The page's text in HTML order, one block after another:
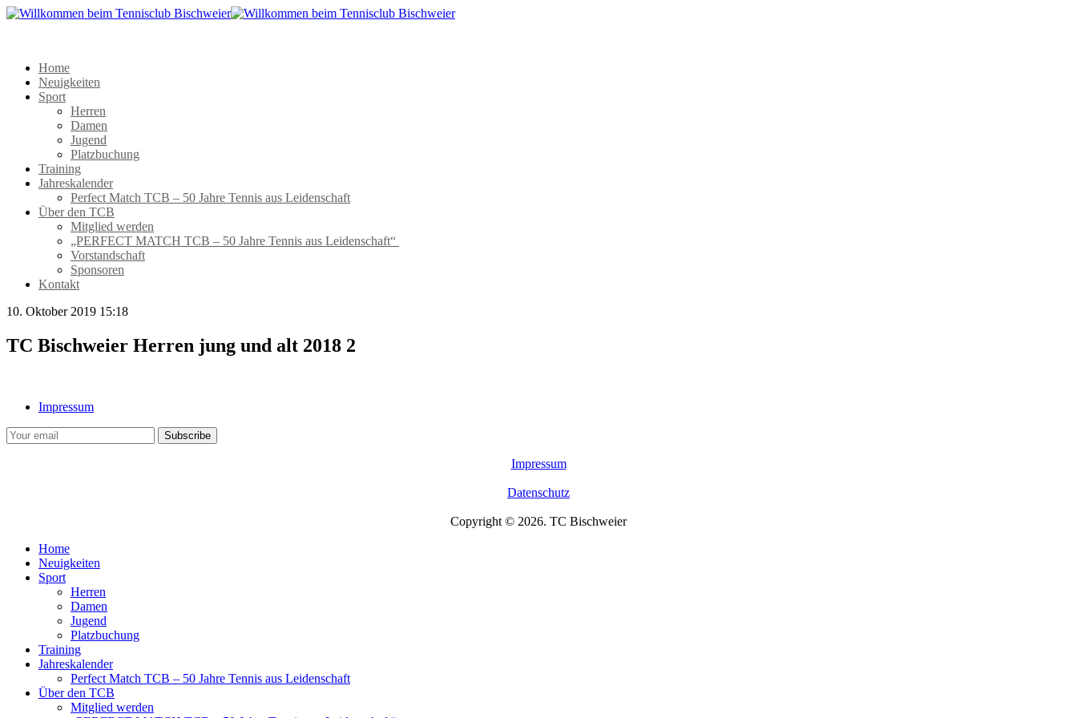
Home
Neuigkeiten
Sport
Herren
Damen
Jugend
Platzbuchung
Training
Jahreskalender
Perfect Match TCB – 50 Jahre Tennis aus Leidenschaft
Über den TCB
Mitglied werden
„PERFECT MATCH TCB – 50 Jahre Tennis aus Leidenschaft“
Vorstandschaft
Sponsoren
Kontakt
10. Oktober 2019 15:18
TC Bischweier Herren jung und alt 2018 2
Impressum
Impressum
Datenschutz
Copyright © 2026. TC Bischweier
Home
Neuigkeiten
Sport
Herren
Damen
Jugend
Platzbuchung
Training
Jahreskalender
Perfect Match TCB – 50 Jahre Tennis aus Leidenschaft
Über den TCB
Mitglied werden